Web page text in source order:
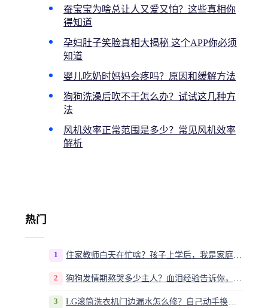
蚕宝宝为啥总让人又爱又怕？这些真相你
得知道
孕妇肚子笑脸真相大揭秘 这个APP你必须
知道
婴儿吃奶时妈妈会疼吗？原因和缓解方法
狗狗洗澡后吹不干怎么办？试试这几种方
法
风机效率正常范围是多少？常见风机效率
解析
热门
1 住家教师白天在忙啥？孩子上学后，我是家庭运营官
2
3 LG滚筒洗衣机门边漏水怎么修？自己动手换密封圈教程视频